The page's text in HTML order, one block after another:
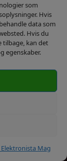
som
Hvis
data som
Hvis du
tilbage, kan det
egenskaber.
Mag